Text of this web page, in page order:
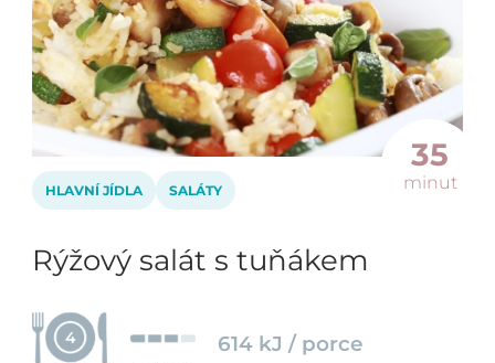
35
minut
HLAVNÍ JÍDLA SALÁTY
Rýžový salát s tuňákem
4 614 kJ / porce